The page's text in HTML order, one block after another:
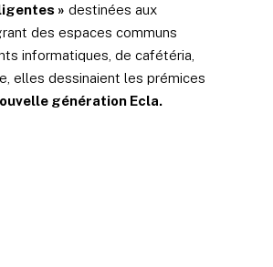
» destinées aux
des espaces communs
informatiques, de cafétéria,
elles dessinaient les prémices
génération Ecla.